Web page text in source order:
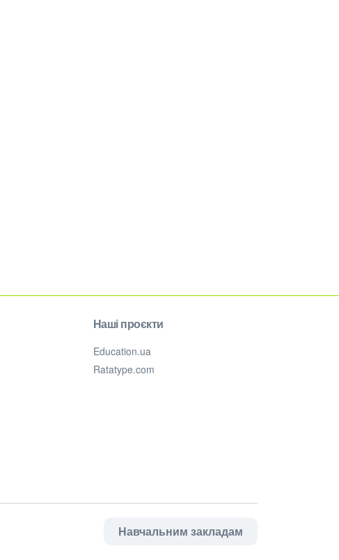
Наші проєкти
Education.ua
Ratatype.com
Навчальним закладам